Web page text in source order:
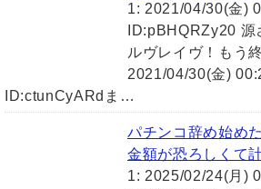
1: 2021/04/30(金)
ID:pBHQRZy20
ルヴレイヴ！もう
2021/04/30(金)
ID:ctunCyARdま…
パチンコ辞め始め
金額が恐ろしくて
1: 2025/02/24(月)